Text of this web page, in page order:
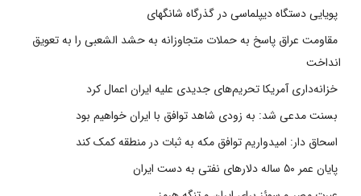
پویایی دستگاه دیپلماسی در گذرگاه شانگهای
مقاومت عراق پاسخ به حملات متجاوزانه به حشد الشعبی را به تعویق
انداخت
خزانه‌داری آمریکا تحریم‌های جدیدی علیه ایران اعمال کرد
بسنت مدعی شد: به زودی شاهد توافق با ایران خواهیم بود
اسحاق دار: امیدواریم توافق مکه به ثبات در منطقه کمک کند
پایان عمر ۵۰ ساله دلارهای نفتی به دست ایران